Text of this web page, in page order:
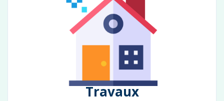
Travaux